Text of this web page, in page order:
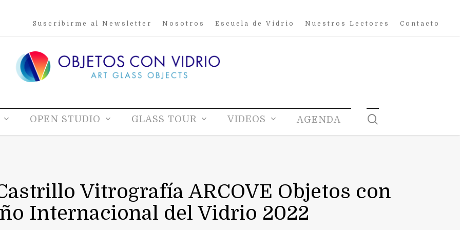
Suscribirme al Newsletter Nosotros Escuela de Vidrio Nuestros Lectores Contacto
OPEN STUDIO GLASS TOUR VIDEOS AGENDA
Vitrografía ARCOVE Objetos con
Internacional del Vidrio 2022